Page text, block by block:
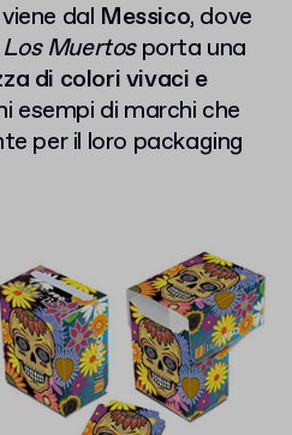
dal Messico, dove
Muertosporta una
di colori vivaci e
esempi di marchi che
per il loro packaging